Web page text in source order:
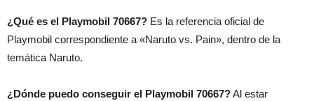
¿Qué es el Playmobil 70667? Es la referencia oficial de
Playmobil correspondiente a «Naruto vs. Pain», dentro de la
temática Naruto.
¿Dónde puedo conseguir el Playmobil 70667?Al estar